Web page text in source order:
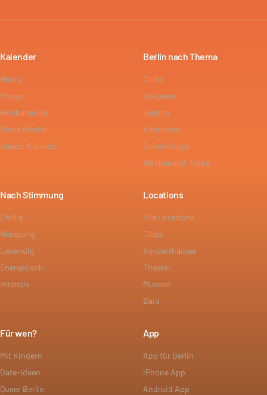
Kalender
Heute
Morgen
Wochenende
Diese Woche
Ganzer Kalender
Berlin nach Thema
Clubs
Konzerte
Techno
Kostenlos
Geheimtipps
Wochenend-Tipps
Nach Stimmung
Chillig
Neugierig
Lebendig
Energetisch
Intensiv
Locations
Alle Locations
Clubs
Konzerthäuser
Theater
Museen
Bars
Für wen?
Mit Kindern
Date-Ideen
Queer Berlin
App
App für Berlin
iPhone App
Android App